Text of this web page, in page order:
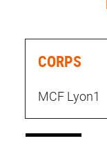
CORPS
MCF Lyon1